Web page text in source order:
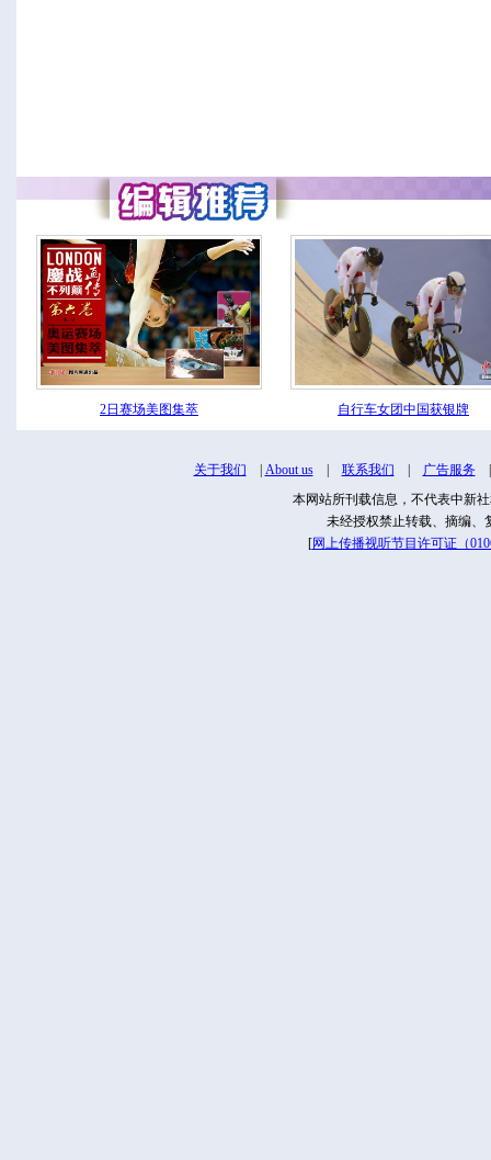
2日赛场美图集萃 自行车女团中国获银牌
关于我们 About us| 联系我们 广告服务
本网站所刊载信息，不代表中新
未经授权禁止转载、摘编、
[网上传播视听节目许可证（